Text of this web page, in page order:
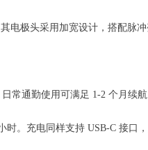
电极头采用加宽设计，搭配脉
常通勤使用可满足 1-2 个月续
。充电同样支持 USB-C 接口